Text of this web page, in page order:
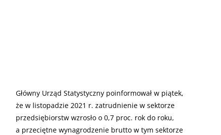
Główny Urząd Statystyczny poinformował w piątek,
że w listopadzie 2021 r. zatrudnienie w sektorze
przedsiębiorstw wzrosło o 0,7 proc. rok do roku,
a przeciętne wynagrodzenie brutto w tym sektorze